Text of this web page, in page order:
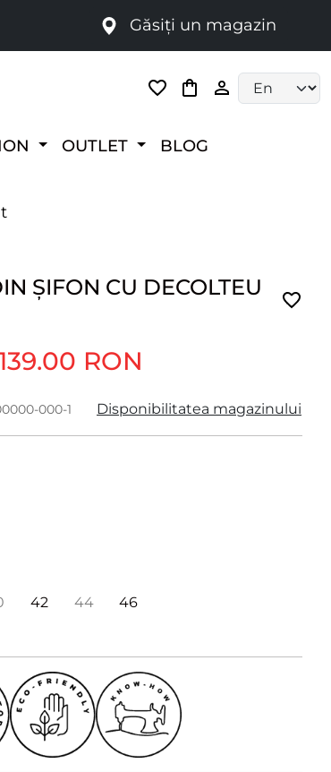
Găsiți un magazin
OUTLET BLOG
ȘIFON CU DECOLTEU
RON
000-1 Disponibilitatea magazinului
42 44
46